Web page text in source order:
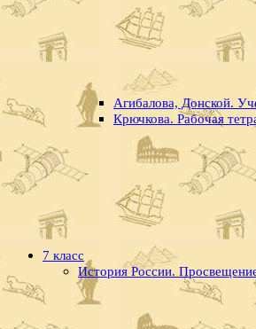
Агибалова, Донской.
Крючкова. Рабочая
7 класс
История России.